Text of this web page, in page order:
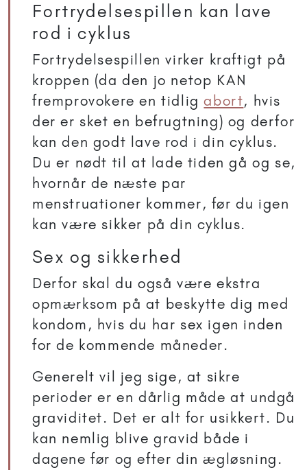
Fortrydelsespillen kan lave
rod i cyklus
Fortrydelsespillen virker kraftigt på
kroppen (da den jo netop KAN
fremprovokere en tidligabort, hvis
der er sket en befrugtning) og derfor
kan den godt lave rod i din cyklus.
Du er nødt til at lade tiden gå og se,
hvornår de næste par
menstruationer kommer, før du igen
kan være sikker på din cyklus.
Sex og sikkerhed
Derfor skal du også være ekstra
opmærksom på at beskytte dig med
kondom, hvis du har sex igen inden
for de kommende måneder.
Generelt vil jeg sige, at sikre
perioder er en dårlig måde at undgå
graviditet. Det er alt for usikkert. Du
kan nemlig blive gravid både i
dagene før og efter din ægløsning.